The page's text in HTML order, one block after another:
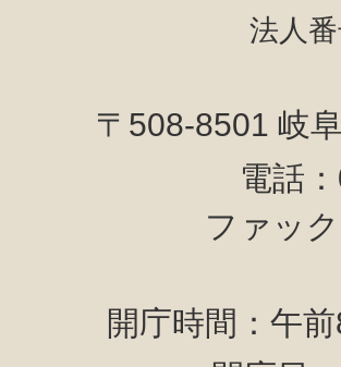
法人
〒508-8501 岐
電話
ファッ
開庁時間：午